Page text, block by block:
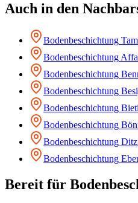
Auch in den
Bodenbeschichtung
Bodenbeschichtung
Bodenbeschichtung
Bodenbeschichtung
Bodenbeschichtung
Bodenbeschichtung
Bodenbeschichtung
Bodenbeschichtung
Bereit für